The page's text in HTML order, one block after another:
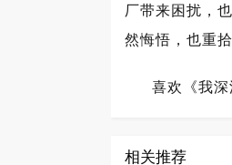
厂带来困扰，
然悔悟，也重
喜欢《我
相关推荐